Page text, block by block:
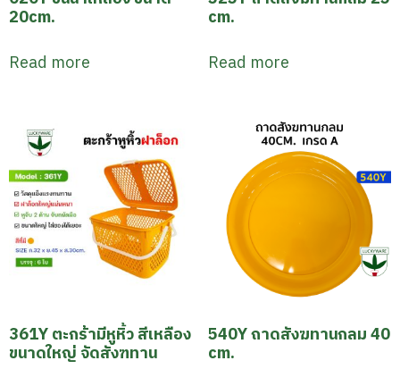
20cm.
Read more
cm.
Read more
361Y ตะกร้ามีหูหิ้ว สีเหลือง
ขนาดใหญ่ จัดสังฑทาน
540Y ถาดสังฆทานกลม 40
cm.